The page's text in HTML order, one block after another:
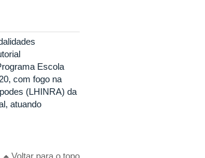
Escola
com fogo na
(LHINRA) da
atuando
Voltar para o topo